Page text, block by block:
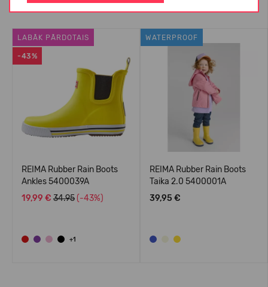
-43%
LABĀK PĀRDOTAIS
REIMA Rubber Rain Boots
Ankles 5400039A
19,99 € 34.95 (-43%)
+1
WATERPROOF
REIMA Rubber Rain Boots
Taika 2.0 5400001A
39,95 €